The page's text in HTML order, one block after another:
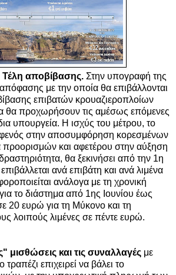
Τέλη αποβίβασης. Στην υπογραφή της
με την οποία θα επιβάλλονται
επιβατών κρουαζιεροπλοίων
θα προχωρήσουν τις αμέσως επόμενες
υπουργεία. Η ισχύς του μέτρου, το
στην αποσυμφόρηση κορεσμένων
προορισμών και αφετέρου στην αύξηση
θα ξεκινήσει από την 1η
ανά επιβάτη και ανά λιμένα
ανάλογα με τη χρονική
το διάστημα από 1ης Ιουνίου έως
20 ευρώ για τη Μύκονο και τη
λοιπούς λιμένες σε πέντε ευρώ.
μισθώσεις και τις συναλλαγές με
επιχειρεί να βάλει το